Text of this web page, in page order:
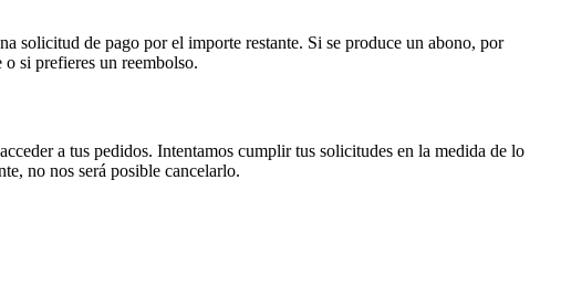
solicitud de pago por el importe restante. Si se produce un abono, por
si prefieres un reembolso.
a tus pedidos. Intentamos cumplir tus solicitudes en la medida de lo
no nos será posible cancelarlo.